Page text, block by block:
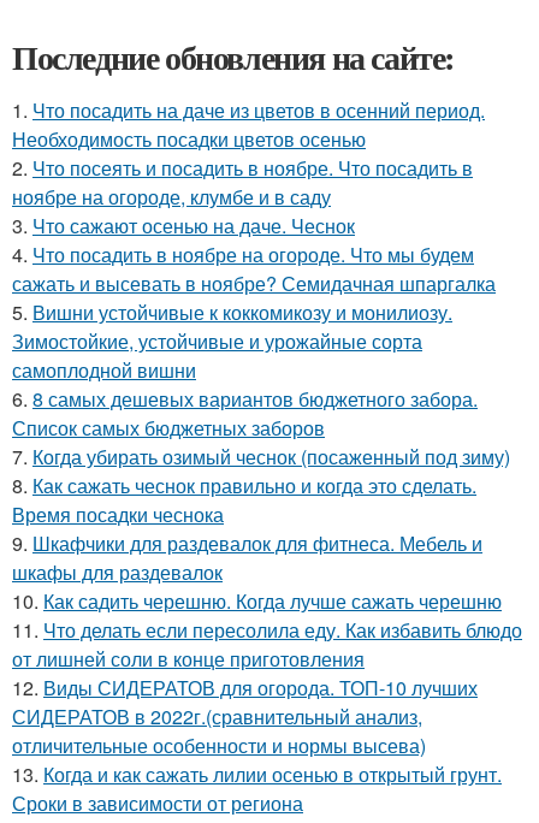
Последние обновления на сайте:
1. Что посадить на даче из цветов в осенний период.
Необходимость посадки цветов осенью
2. Что посеять и посадить в ноябре. Что посадить в
ноябре на огороде, клумбе и в саду
3. Что сажают осенью на даче. Чеснок
4. Что посадить в ноябре на огороде. Что мы будем
сажать и высевать в ноябре? Семидачная шпаргалка
5. Вишни устойчивые к коккомикозу и монилиозу.
Зимостойкие, устойчивые и урожайные сорта
самоплодной вишни
6. 8 самых дешевых вариантов бюджетного забора.
Список самых бюджетных заборов
7. Когда убирать озимый чеснок (посаженный под зиму)
8. Как сажать чеснок правильно и когда это сделать.
Время посадки чеснока
9. Шкафчики для раздевалок для фитнеса. Мебель и
шкафы для раздевалок
10. Как садить черешню. Когда лучше сажать черешню
11. Что делать если пересолила еду. Как избавить блюдо
от лишней соли в конце приготовления
12. Виды СИДЕРАТОВ для огорода. ТОП-10 лучших
СИДЕРАТОВ в 2022г.(сравнительный анализ,
отличительные особенности и нормы высева)
13. Когда и как сажать лилии осенью в открытый грунт.
Сроки в зависимости от региона